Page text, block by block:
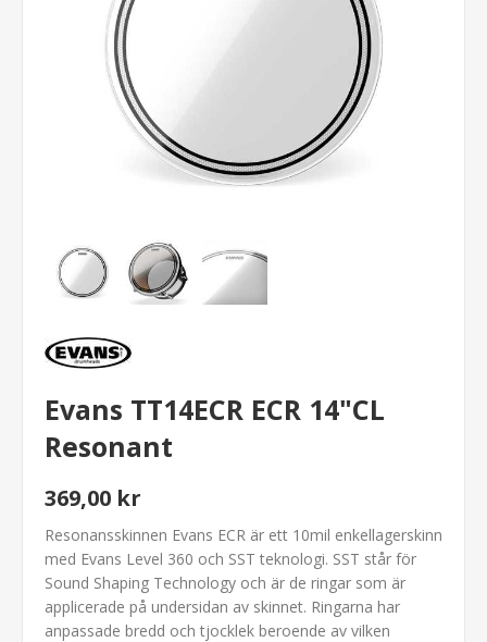
Evans TT14ECR ECR 14"CL
Resonant
369,00 kr
Resonansskinnen Evans ECR är ett 10mil enkellagerskinn
med Evans Level 360 och SST teknologi. SST står för
Sound Shaping Technology och är de ringar som är
applicerade på undersidan av skinnet. Ringarna har
anpassade bredd och tjocklek beroende av vilken